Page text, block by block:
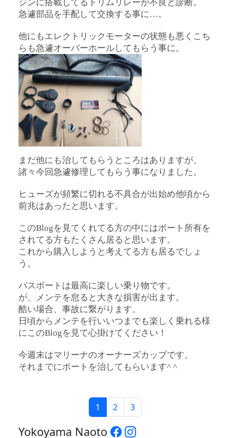
ジンに搭載してるトリムリレーが不良と診断。
急遽部品を手配して交換する事に…。
他にもエレクトリックモーターの状態も悪くこち
らも急遽オーバーホールしてもらう事に。
まだ他にも治してもらうところはありますが、
諸々今回急遽修理してもらう事になりました。
ヒューズが頻繁に切れる不具合が出始め他頃から
前兆はあったと思います。
このBlogを見てくれてる方の中にはボート所有を
されてる方もたくさん居ると思います。
これから購入しようと考えてる方も居るでしょ
う。
バスボートは最高に楽しい乗り物です。
が、メンテを怠ると大きな損害が出ます。
酷い場合、事故に繋がります。
日頃からメンテを行いいつまでも楽しく乗れる様
にこのBlogを見て心掛けてください！
今週末はマリーナのオーナーズカップです。
それまでにボートを治してもらいます^ ^
1 2 3
Yokoyama Naoto